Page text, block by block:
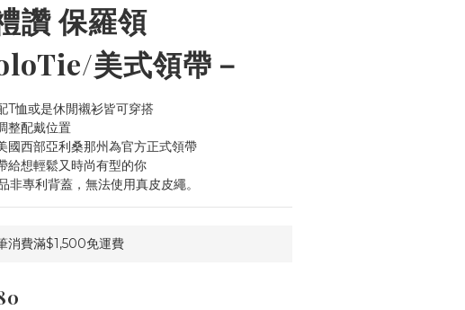
讚 保羅領
美式領帶－
T恤或是休閒襯衫皆可穿搭
整配戴位置
國西部亞利桑那州為官方正式領帶
給想輕鬆又時尚有型的你
非專利背蓋，無法使用真皮皮繩。
消費滿$1,500免運費